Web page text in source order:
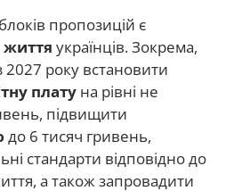
пропозицій є
життя українців. Зокрема,
року встановити
плату на рівні не
підвищити
до 6 тисяч гривень,
стандарти відповідно до
а також запровадити